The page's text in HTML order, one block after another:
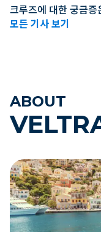
크루즈에 대한 궁금
모든 기사 보기
첫 크루즈 여행 완
·선택 방법 철저 해설
ABOUT